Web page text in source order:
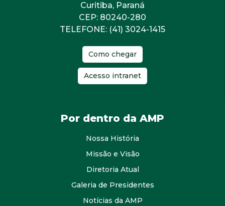
Curitiba, Paraná
CEP: 80240-280
TELEFONE: (41) 3024-1415
Como chegar
Acesso intranet
Por dentro da AMP
Nossa História
Missão e Visão
Diretoria Atual
Galeria de Presidentes
Notícias da AMP